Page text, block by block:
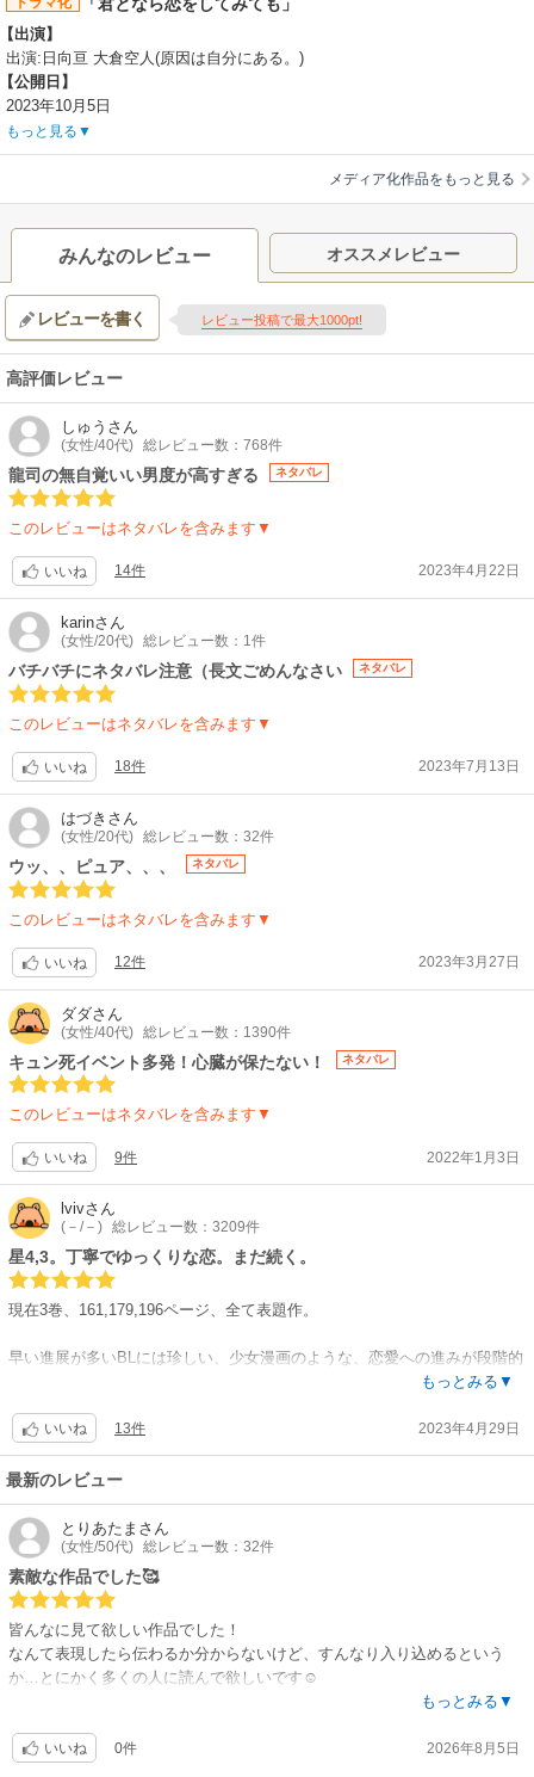
出演】
出演:日向亘 大倉空人(原因は自分にある。)
公開日】
2023年10月5日
もっと見る
メディア化作品をもっと見る
みんなのレビュー オススメレビュー
レビューを書く レビュー投稿で最大1000pt!
高評価レビュー
しゅう さん
(女性/40代) 総レビュー数：768件
龍司の無自覚いい男度が高すぎる ネタバレ
このレビューはネタバレを含みます▼
いいね 14件 2023年4月22日
karinさん
(女性/20代) 総レビュー数：1件
バチバチにネタバレ注意（長文ごめんなさい ネタバレ
このレビューはネタバレを含みます▼
いいね 18件 2023年7月13日
はづき さん
(女性/20代) 総レビュー数：32件
ウッ、、ピュア、、、 ネタバレ
このレビューはネタバレを含みます▼
いいね 12件 2023年3月27日
ダダさん
(女性/40代) 総レビュー数：1390件
キュン死イベント多発！心臓が保たない！ ネタバレ
このレビューはネタバレを含みます▼
いいね 9件 2022年1月3日
lvivさん
(－/－) 総レビュー数：3209件
星4,3。丁寧でゆっくりな恋。まだ続く。
現在3巻、161,179,196ページ、全て表題作。
早い進展が多いBLには珍しい、少女漫画のような、恋愛への進みが段階的
恋を諦めてた人懐こいゲイ君と、家業を手伝う料理上手な長男くん。
友情と恋と、その気持ちの変化がとても丁寧で、、、
読み手もニマニマしつつ、心が爽やか（笑）。
手抜き絵も多く、主人公の愛嬌あるアホ笑顔がかわゆいです（笑）。
そして地元メシ食堂がむちゃ美味しそう！
そういや江ノ島って、しらすが有名でしたっけ。
…生しらす丼…食べたいっ！
各巻わりとキリは良いので、とりあえず1冊読んでみてもいいけど、1巻で
読むなら、全巻制覇するつもりでどうぞ！
もっとみる▼
いいね 13件 2023年4月29日
最新のレビュー
とりあたま さん
(女性/50代) 総レビュー数：32件
素敵な作品でした🥰
皆んなに見て欲しい作品でした！
なんて表現したら伝わるか分からないけど、すんなり入り込めるという
か…とにかく多くの人に読んで欲しいです☺️
欲を言えば、卒業やスナや他の子たちのその後ももう少し深掘りして見た
いつか番外編をお願いします🙇‍♀️
もっとみる▼
いいね 0件 2026年8月5日